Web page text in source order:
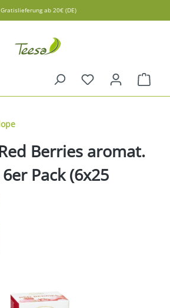
Gratislieferung ab 20€ (DE)
Berries aromat.
Pack (6x25